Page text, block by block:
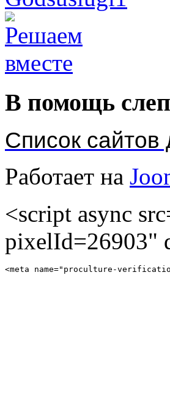
В помощь
Список
Работает на
<script async
pixelId=26903"
<meta name="proculture-